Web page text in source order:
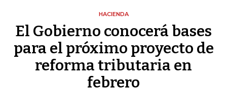
HACIENDA
El Gobierno conocerá bases
para el próximo proyecto de
reforma tributaria en
febrero